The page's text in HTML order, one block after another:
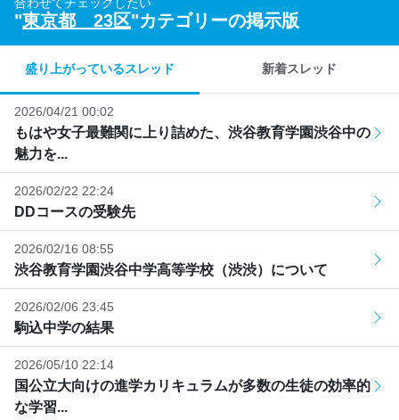
"東京都 23区"カテゴリーの掲示版
盛り上がっているスレッド 新着スレッド
2026/04/21 00:02
もはや女子最難関に上り詰めた、渋谷教育学園渋谷中の
魅力を...
2026/02/22 22:24
DDコースの受験先
2026/02/16 08:55
渋谷教育学園渋谷中学高等学校（渋渋）について
2026/02/06 23:45
駒込中学の結果
2026/05/10 22:14
国公立大向けの進学カリキュラムが多数の生徒の効率的
な学習...